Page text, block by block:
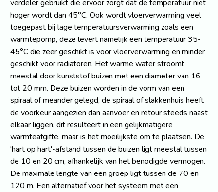
verdeler gebruikt die ervoor zorgt dat de temperatuur niet
hoger wordt dan 45°C. Ook wordt vloerverwarming veel
toegepast bij lage temperatuursverwarming zoals een
warmtepomp, deze levert namelijk een temperatuur 35-
45°C die zeer geschikt is voor vloerverwarming en minder
geschikt voor radiatoren. Het warme water stroomt
meestal door kunststof buizen met een diameter van 16
tot 20 mm. Deze buizen worden in de vorm van een
spiraal of meander gelegd, de spiraal of slakkenhuis heeft
de voorkeur aangezien dan aanvoer en retour steeds naast
elkaar liggen, dit resulteert in een gelijkmatigere
warmteafgifte, maar is het moeilijkste om te plaatsen. De
'hart op hart'-afstand tussen de buizen ligt meestal tussen
de 10 en 20 cm, afhankelijk van het benodigde vermogen.
De maximale lengte van een groep ligt tussen de 70 en
120 m. Een alternatief voor het systeem met een